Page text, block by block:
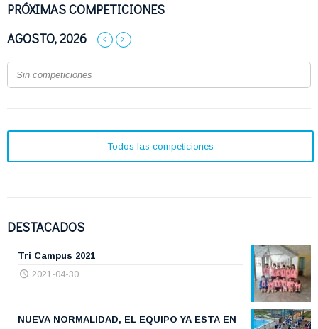
PRÓXIMAS COMPETICIONES
AGOSTO, 2026
Sin competiciones
Todos las competiciones
DESTACADOS
Tri Campus 2021
2021-04-30
NUEVA NORMALIDAD, EL EQUIPO YA ESTA EN